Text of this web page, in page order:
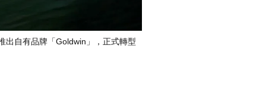
出自有品牌「Goldwin」，正式轉型